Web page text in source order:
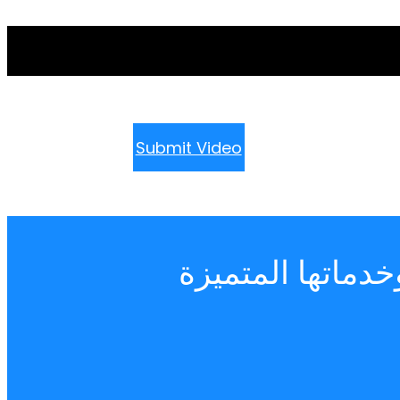
Submit Video
المتميزة